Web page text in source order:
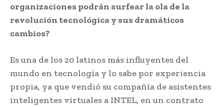
organizaciones podrán surfear la ola de la
revolución tecnológica y sus dramáticos
cambios?
Es una de los 20 latinos más influyentes del
mundo en tecnología y lo sabe por experiencia
propia, ya que vendió su compañía de asistentes
inteligentes virtuales a INTEL, en un contrato